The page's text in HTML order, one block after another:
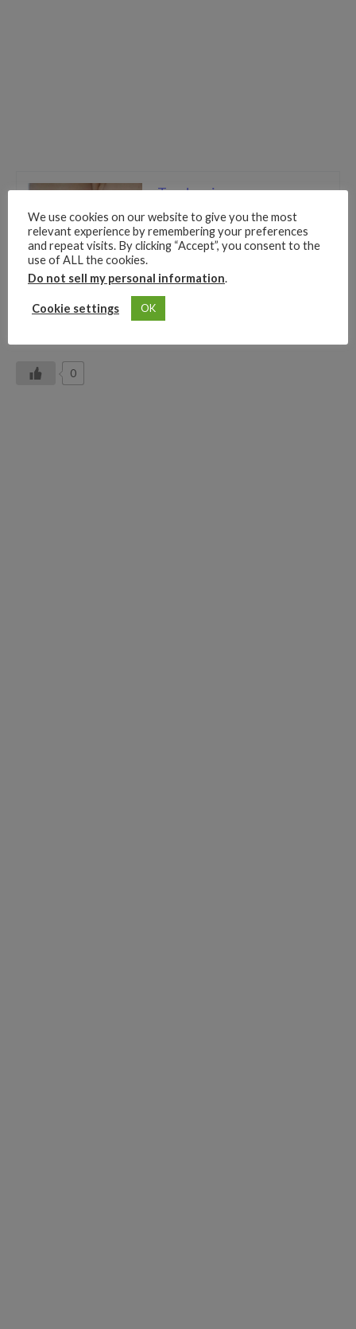
Tendencia
“nuevo reto peligroso
Con la eliminación de todas estas cuentas y perfiles falsos
de noticias en las redes sociales Facebook y Twitter,
podremos estar informados de lo que realmente pasa en los
0
We use cookies on our website to give you the most
relevant experience by remembering your preferences
and repeat visits. By clicking “Accept”, you consent to the
use of ALL the cookies.
Do not sell my personal information.
Cookie settings OK